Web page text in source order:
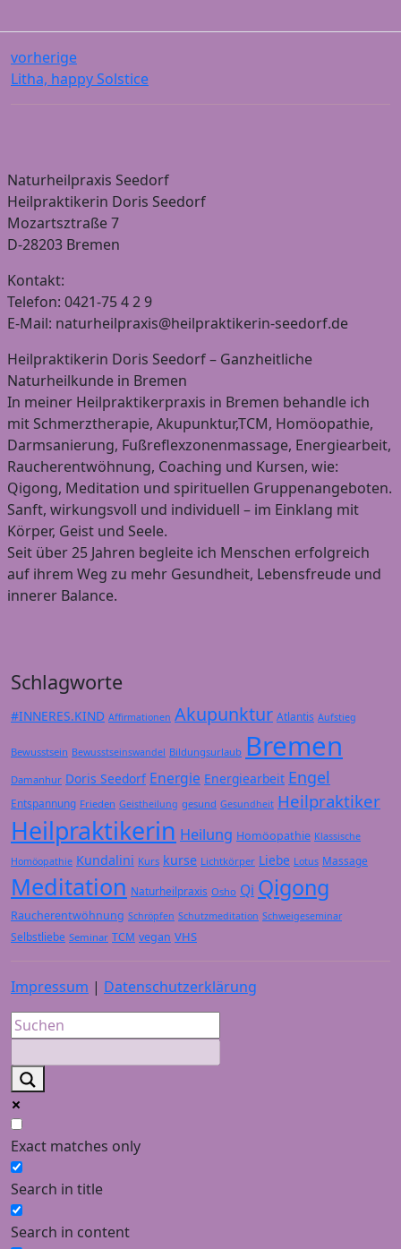
vorherige
Litha, happy Solstice
Naturheilpraxis Seedorf
Heilpraktikerin Doris Seedorf
Mozartsztraße 7
D-28203 Bremen
Kontakt:
Telefon: 0421-75 4 2 9
E-Mail: naturheilpraxis@heilpraktikerin-seedorf.de
Heilpraktikerin Doris Seedorf – Ganzheitliche
Naturheilkunde in Bremen
In meiner Heilpraktikerpraxis in Bremen behandle ich
mit Schmerztherapie, Akupunktur,TCM, Homöopathie,
Darmsanierung, Fußreflexzonenmassage, Energiearbeit,
Raucherentwöhnung, Coaching und Kursen, wie:
Qigong, Meditation und spirituellen Gruppenangeboten.
Sanft, wirkungsvoll und individuell – im Einklang mit
Körper, Geist und Seele.
Seit über 25 Jahren begleite ich Menschen erfolgreich
auf ihrem Weg zu mehr Gesundheit, Lebensfreude und
innerer Balance.
Schlagworte
#INNERES.KIND Affirmationen Akupunktur Atlantis Aufstieg
Bewusstsein Bewusstseinswandel Bildungsurlaub Bremen
Damanhur Doris Seedorf Energie Energiearbeit Engel
Entspannung Frieden Geistheilung gesund Gesundheit Heilpraktiker
Heilpraktikerin Heilung Homöopathie Klassische
Homöopathie Kundalini Kurs kurse Lichtkörper Liebe Lotus Massage
Meditation Naturheilpraxis Osho Qi Qigong
Raucherentwöhnung Schröpfen Schutzmeditation Schweigeseminar
Selbstliebe Seminar TCM vegan VHS
Impressum | Datenschutzerklärung
Exact matches only
Search in title
Search in content